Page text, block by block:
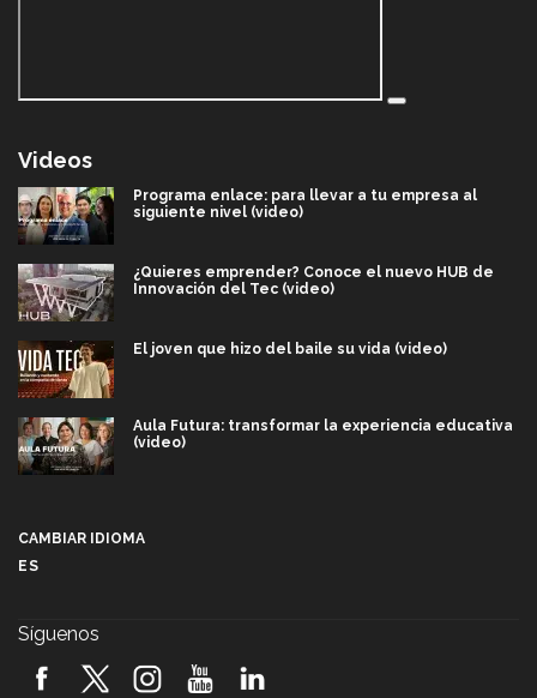
Videos
Programa enlace: para llevar a tu empresa al
siguiente nivel (video)
¿Quieres emprender? Conoce el nuevo HUB de
Innovación del Tec (video)
El joven que hizo del baile su vida (video)
Aula Futura: transformar la experiencia educativa
(video)
2026! (video)
CAMBIAR IDIOMA
ES
Síguenos